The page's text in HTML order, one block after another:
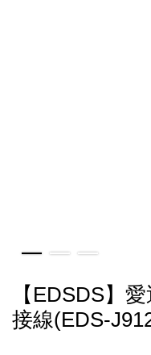
【EDSDS】
接線(EDS-